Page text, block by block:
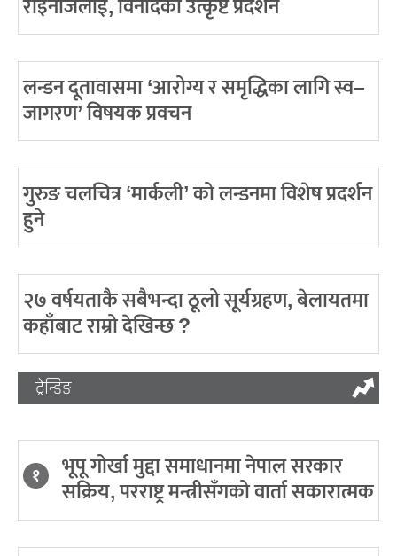
राइनोजलाई, विनोदको उत्कृष्ट प्रदर्शन
लन्डन दूतावासमा ‘आरोग्य र समृद्धिका लागि स्व–
जागरण’ विषयक प्रवचन
गुरुङ चलचित्र ‘मार्कली’ को लन्डनमा विशेष प्रदर्शन
हुने
२७ वर्षयताकै सबैभन्दा ठूलो सूर्यग्रहण, बेलायतमा
कहाँबाट राम्रो देखिन्छ ?
ट्रेन्डिङ
१ भूपू गोर्खा मुद्दा समाधानमा नेपाल सरकार
सक्रिय, परराष्ट्र मन्त्रीसँगको वार्ता सकारात्मक